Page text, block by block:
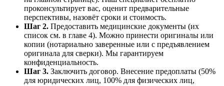
проконсультирует вас, оценит предварительные
перспективы, назовёт сроки и стоимость.
Шаг 2. Предоставить медицинские документы (их
список см. в главе 4). Можно принести оригиналы или
копии (нотариально заверенные или с предъявлением
оригинала для сверки). Мы гарантируем
конфиденциальность.
Шаг 3. Заключить договор. Внесение предоплаты (50%
для юридических лиц, 100% для физических лиц,